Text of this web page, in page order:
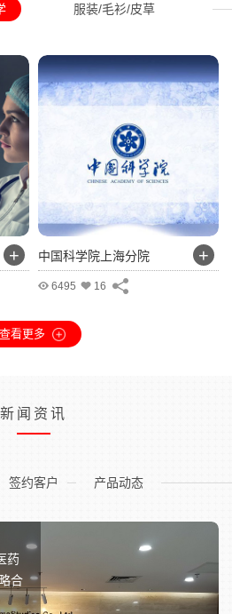
服装/毛衫/皮草
+ 中国科学院上海分院 +
6495 16
查看更多
新闻资讯
签约客户 产品动态
药
合
皮